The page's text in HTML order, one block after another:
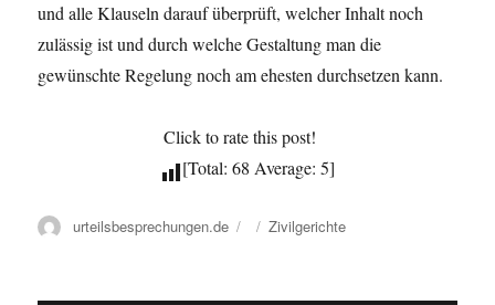
und alle Klauseln darauf überprüft, welcher Inhalt noch
zulässig ist und durch welche Gestaltung man die
gewünschte Regelung noch am ehesten durchsetzen kann.
Click to rate this post!
[Total: 68 Average: 5]
Autor
urteilsbesprechungen.de
Veröffentlicht
Kategorien
Zivilgerichte